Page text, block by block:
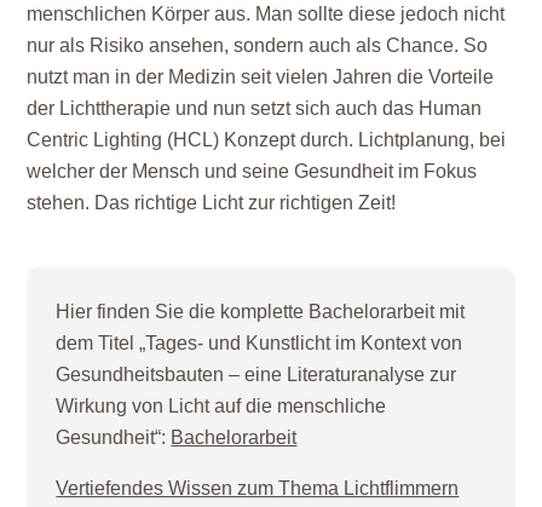
menschlichen Körper aus. Man sollte diese jedoch nicht
nur als Risiko ansehen, sondern auch als Chance. So
nutzt man in der Medizin seit vielen Jahren die Vorteile
der Lichttherapie und nun setzt sich auch das Human
Centric Lighting (HCL) Konzept durch. Lichtplanung, bei
welcher der Mensch und seine Gesundheit im Fokus
stehen. Das richtige Licht zur richtigen Zeit!
Hier finden Sie die komplette Bachelorarbeit mit
dem Titel „Tages- und Kunstlicht im Kontext von
Gesundheitsbauten – eine Literaturanalyse zur
Wirkung von Licht auf die menschliche
Gesundheit“: Bachelorarbeit
Vertiefendes Wissen zum Thema Lichtflimmern